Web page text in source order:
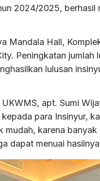
2024/2025, berhasil
Mandala Hall,
Peningkatan jumlah
lulusan
apt. Sumi
para Insinyur,
karena
dapat menuai